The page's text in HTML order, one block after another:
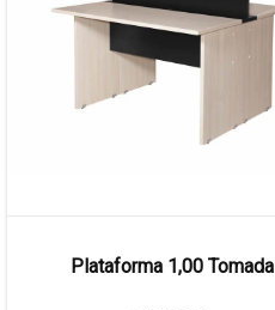
Plataforma 1,00 Tomada